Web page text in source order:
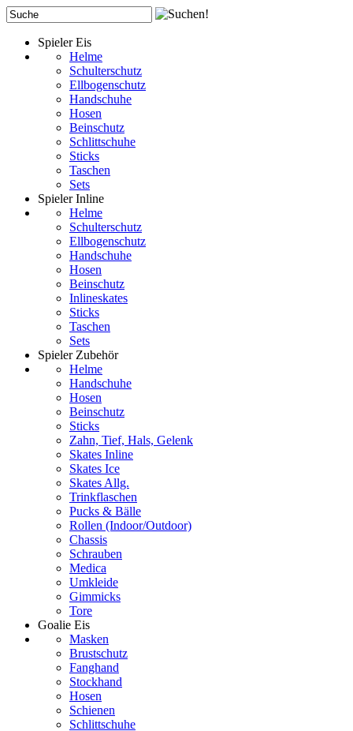
Spieler Eis
Helme
Schulterschutz
Ellbogenschutz
Handschuhe
Hosen
Beinschutz
Schlittschuhe
Sticks
Taschen
Sets
Spieler Inline
Helme
Schulterschutz
Ellbogenschutz
Handschuhe
Hosen
Beinschutz
Inlineskates
Sticks
Taschen
Sets
Spieler Zubehör
Helme
Handschuhe
Hosen
Beinschutz
Sticks
Zahn, Tief, Hals, Gelenk
Skates Inline
Skates Ice
Skates Allg.
Trinkflaschen
Pucks & Bälle
Rollen (Indoor/Outdoor)
Chassis
Schrauben
Medica
Umkleide
Gimmicks
Tore
Goalie Eis
Masken
Brustschutz
Fanghand
Stockhand
Hosen
Schienen
Schlittschuhe